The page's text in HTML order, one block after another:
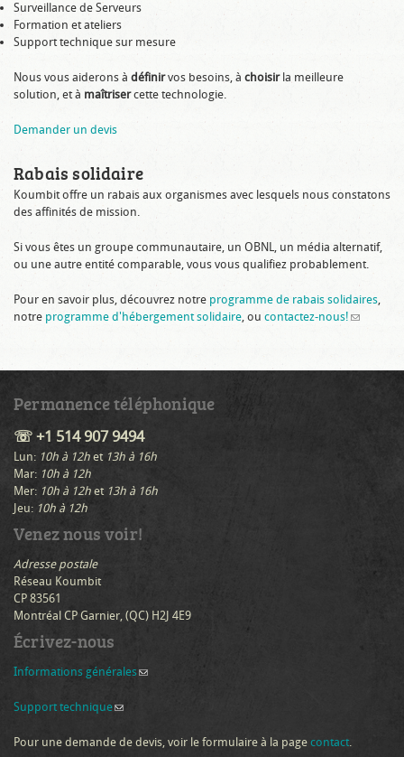
Surveillance de Serveurs
Formation et ateliers
Support technique sur mesure
Nous vous aiderons à définirvos besoins, à choisirla meilleure
solution, et à maîtrisercette technologie.
Demander un devis
Rabais solidaire
Koumbit offre un rabais aux organismes avec lesquels nous constatons
des affinités de mission.
Si vous êtes un groupe communautaire, un OBNL, un média alternatif,
ou une autre entité comparable, vous vous qualifiez probablement.
Pour en savoir plus, découvrez notre programme de rabais solidaires
notre programme d'hébergement solidaire , ou contactez-nous! (link
Permanence téléphonique
☏ +1 514 907 9494
Lun: 10h à 12h et 13h à 16h
Mar: 10h à 12h
Mer: 10h à 12h et 13h à 16h
Jeu: 10h à 12h
Venez nous voir!
Adresse postale
Réseau Koumbit
CP 83561
Montréal CP Garnier, (QC) H2J 4E9
Écrivez-nous
Informations générales(link sends e-mail)
Support technique(link sends e-mail)
Pour une demande de devis, voir le formulaire à la page contact